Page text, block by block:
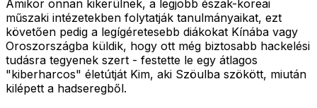
Amikor onnan kikerülnek, a legjobb észak-koreai
műszaki intézetekben folytatják tanulmányaikat, ezt
követően pedig a legígéretesebb diákokat Kínába vagy
Oroszországba küldik, hogy ott még biztosabb hackelési
tudásra tegyenek szert - festette le egy átlagos
"kiberharcos" életútját Kim, aki Szöulba szökött, miután
kilépett a hadseregből.